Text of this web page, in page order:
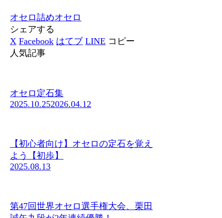
オセロ詰めオセロ
シェアする
X Facebook はてブ LINE コピー
人気記事
オセロ定石集
2025.10.252026.04.12
【初心者向け】オセロの定石を覚え
よう【初歩】
2025.08.13
第47回世界オセロ選手権大会、栗田